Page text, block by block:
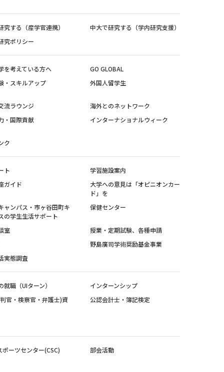
究する（産学官連携）
中大で研究する（学内研究支援）
究ポリシー
を考えている方へ
GO GLOBAL
・スキルアップ 外国人留学生
流ラウンジ
海外とのネットワーク
・国際貢献 インターナショナルウィーク
ク
ト
学習施設案内
ガイド
大学への意見は「オピニオンカー
ド」を
ャンパス・市ヶ谷田町キ
の学生生活サポート
保健センター
室
授業・定期試験、各種申請
野島廣司学術奨励基金事業
実態調査
就職（UIターン）
インターンシップ
官・検察官・弁護士)資
公認会計士・簿記検定
ポーツセンター(CSC)
部会活動